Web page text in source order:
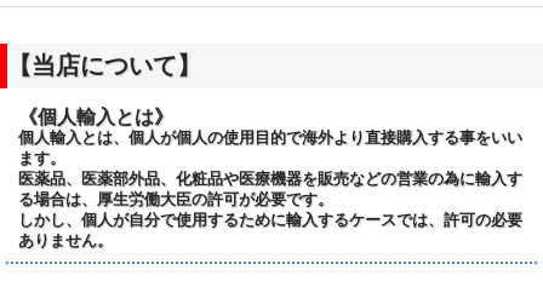
【当店について】
《個人輸入とは》
個人輸入とは、個人が個人の使用目的で海外より直接購入する事をいい
ます。
医薬品、医薬部外品、化粧品や医療機器を販売などの営業の為に輸入す
る場合は、厚生労働大臣の許可が必要です。
しかし、個人が自分で使用するために輸入するケースでは、許可の必要
ありません。